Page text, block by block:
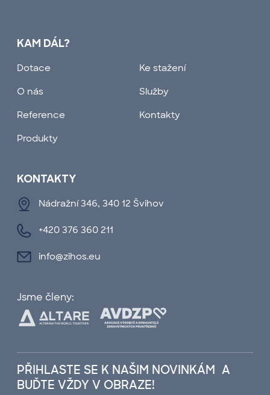
KAM DÁL?
Dotace
O nás
Reference
Produkty
Ke stažení
Služby
Kontakty
KONTAKTY
Nádražní 346, 340 12 Švihov
+420 376 360 211
info@zihos.eu
Jsme členy:
PŘIHLASTE SE K NAŠIM NOVINKÁM A
BUĎTE VŽDY V OBRAZE!